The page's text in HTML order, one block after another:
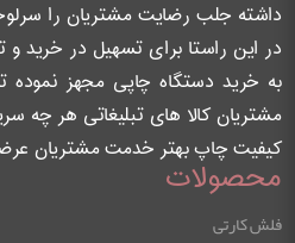
داشته جلب رضایت مشتریان را
در این راستا برای تسهیل در خرید و
به خرید دستگاه چاپی مجهز نموده
مشتریان کالا های تبلیغاتی هر چه
کیفیت چاپ بهتر خدمت مشتریان
محصولات
فلش کارتی